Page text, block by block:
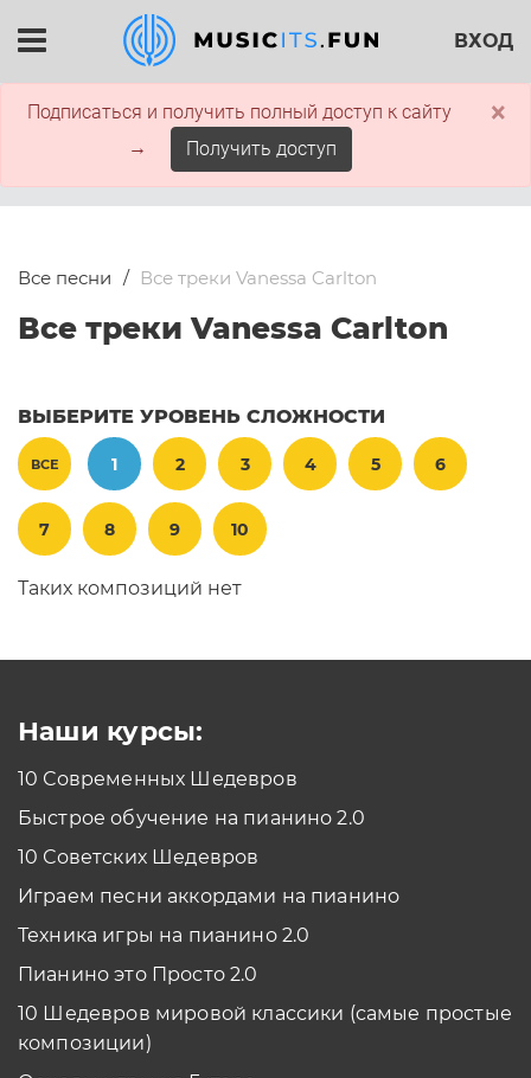
ВХОД
×
Подписаться и получить полный доступ к сайту
→
Получить доступ
Все песни Все треки Vanessa Carlton
Все треки Vanessa Carlton
ВЫБЕРИТЕ УРОВЕНЬ СЛОЖНОСТИ
ВСЕ 1 2 3 4 5 6
7 8 9 10
Таких композиций нет
Наши курсы:
10 Современных Шедевров
Быстрое обучение на пианино 2.0
10 Советских Шедевров
Играем песни аккордами на пианино
Техника игры на пианино 2.0
Пианино это Просто 2.0
10 Шедевров мировой классики (самые простые
композиции)